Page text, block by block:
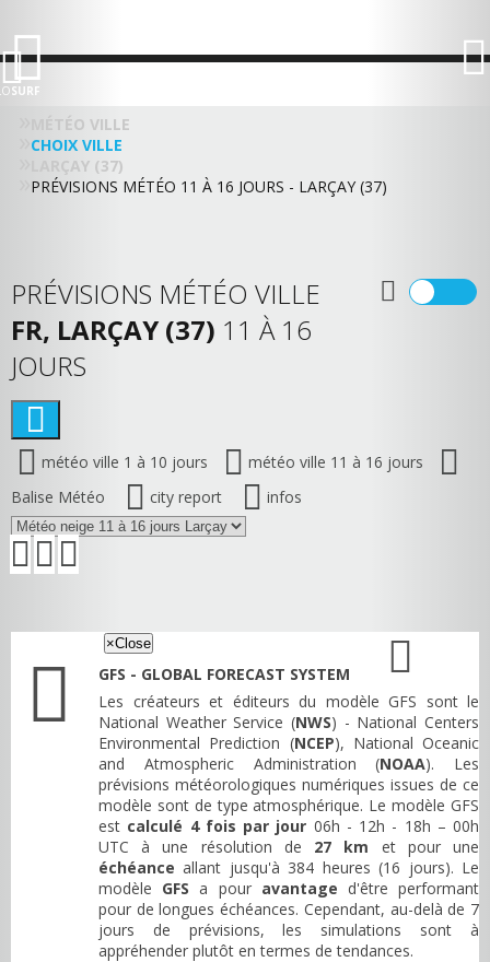
SURF
MÉTÉO VILLE
CHOIX VILLE
LARÇAY (37)
PRÉVISIONS MÉTÉO 11 À 16 JOURS - LARÇAY (37)
PRÉVISIONS MÉTÉO VILLE
FR, LARÇAY (37) 11 À 16
JOURS
météo ville 1 à 10 jours
météo ville 11 à 16 jours
Balise Météo
city report infos
×Close
GFS - GLOBAL FORECAST SYSTEM
Les créateurs et éditeurs du modèle GFS sont le
National Weather Service (NWS) - National Centers
Environmental Prediction (NCEP), National Oceanic
and Atmospheric Administration (NOAA). Les
prévisions météorologiques numériques issues de ce
modèle sont de type atmosphérique. Le modèle GFS
est calculé 4 fois par jour 06h - 12h - 18h – 00h
UTC à une résolution de 27 km et pour une
échéance allant jusqu'à 384 heures (16 jours). Le
modèle GFS a pour avantage d'être performant
pour de longues échéances. Cependant, au-delà de 7
jours de prévisions, les simulations sont à
appréhender plutôt en termes de tendances.